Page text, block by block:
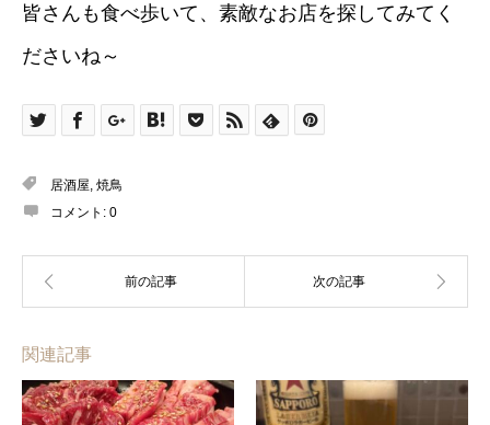
皆さんも食べ歩いて、素敵なお店を探してみてく
ださいね～
居酒屋, 焼鳥
コメント: 0
関連記事